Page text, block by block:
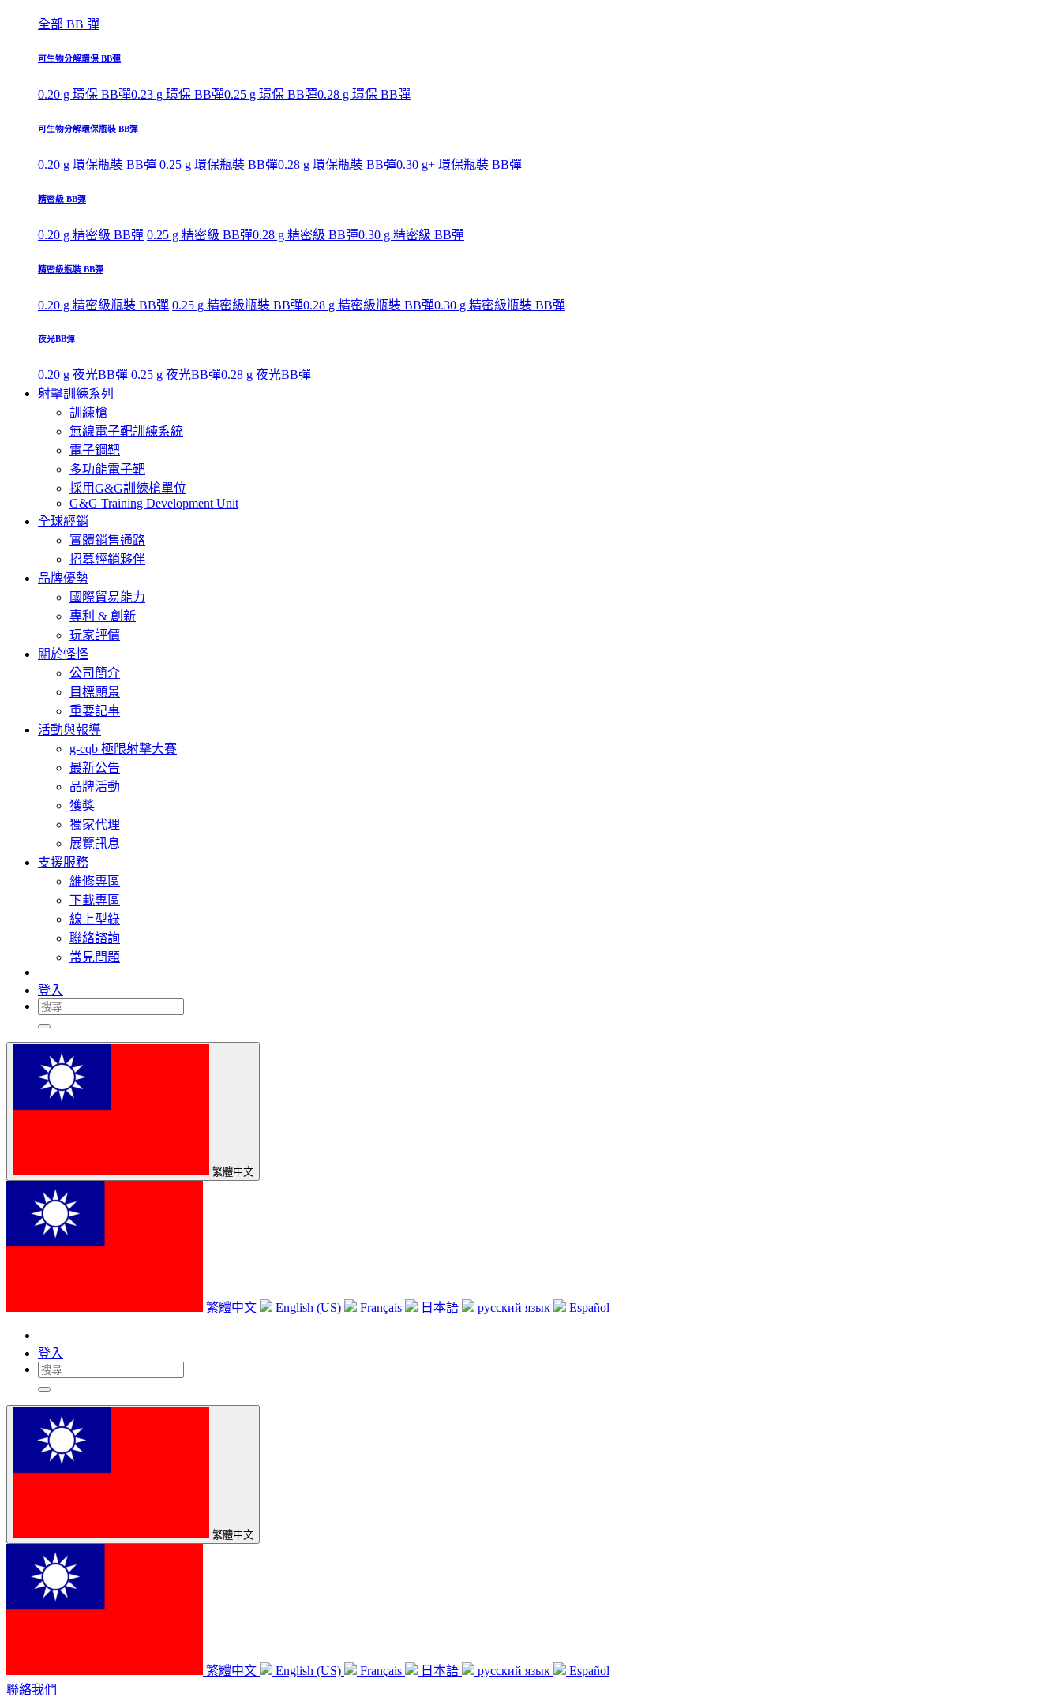
全部 BB 彈
可生物分解環保 BB彈
0.20 g 環保 BB彈0.23 g 環保 BB彈0.25 g 環保 BB彈0.28 g 環保 BB彈
可生物分解環保瓶裝 BB彈
0.20 g 環保瓶裝 BB彈 0.25 g 環保瓶裝 BB彈0.28 g 環保瓶裝 BB彈0.30 g+ 環保瓶裝 BB彈
精密級 BB彈
0.20 g 精密級 BB彈 0.25 g 精密級 BB彈0.28 g 精密級 BB彈0.30 g 精密級 BB彈
精密級瓶裝 BB彈
0.20 g 精密級瓶裝 BB彈 0.25 g 精密級瓶裝 BB彈0.28 g 精密級瓶裝 BB彈0.30 g 精密級瓶裝 BB彈
夜光BB彈
0.20 g 夜光BB彈 0.25 g 夜光BB彈0.28 g 夜光BB彈
射擊訓練系列
訓練槍
無線電子靶訓練系統
電子鋼靶
多功能電子靶
採用G&G訓練槍單位
G&G Training Development Unit
全球經銷
實體銷售通路
招募經銷夥伴
品牌優勢
國際貿易能力
專利 & 創新
玩家評價
關於怪怪
公司簡介
目標願景
重要記事
活動與報導
g-cqb 極限射擊大賽
最新公告
品牌活動
獲獎
獨家代理
展覽訊息
支援服務
維修專區
下載專區
線上型錄
聯絡諮詢
常見問題
登入
繁體中文
繁體中文 English (US) Français 日本語 русский язык Español
登入
繁體中文
繁體中文 English (US) Français 日本語 русский язык
Español
聯絡我們